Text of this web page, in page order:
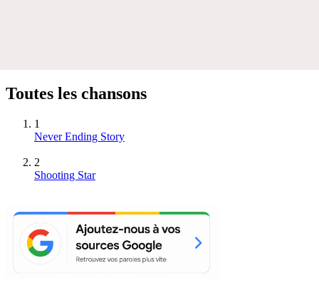
Toutes les chansons
1
Never Ending Story
2
Shooting Star